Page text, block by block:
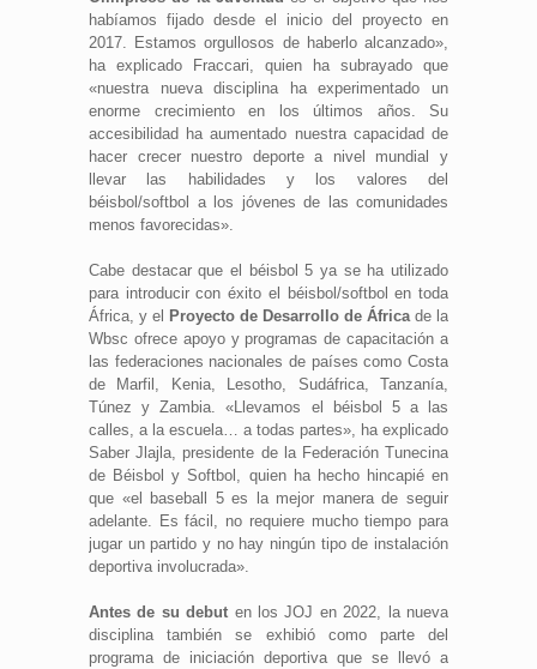
habíamos fijado desde el inicio del proyecto en
2017. Estamos orgullosos de haberlo alcanzado»,
ha explicado Fraccari, quien ha subrayado que
«nuestra nueva disciplina ha experimentado un
enorme crecimiento en los últimos años. Su
accesibilidad ha aumentado nuestra capacidad de
hacer crecer nuestro deporte a nivel mundial y
llevar las habilidades y los valores del
béisbol/softbol a los jóvenes de las comunidades
menos favorecidas».
Cabe destacar que el béisbol 5 ya se ha utilizado
para introducir con éxito el béisbol/softbol en toda
África, y el Proyecto de Desarrollo de Áfricade la
Wbsc ofrece apoyo y programas de capacitación a
las federaciones nacionales de países como Costa
de Marfil, Kenia, Lesotho, Sudáfrica, Tanzanía,
Túnez y Zambia. «Llevamos el béisbol 5 a las
calles, a la escuela… a todas partes», ha explicado
Saber Jlajla, presidente de la Federación Tunecina
de Béisbol y Softbol, quien ha hecho hincapié en
que «el baseball 5 es la mejor manera de seguir
adelante. Es fácil, no requiere mucho tiempo para
jugar un partido y no hay ningún tipo de instalación
deportiva involucrada».
Antes de su debut en los JOJ en 2022, la nueva
disciplina también se exhibió como parte del
programa de iniciación deportiva que se llevó a